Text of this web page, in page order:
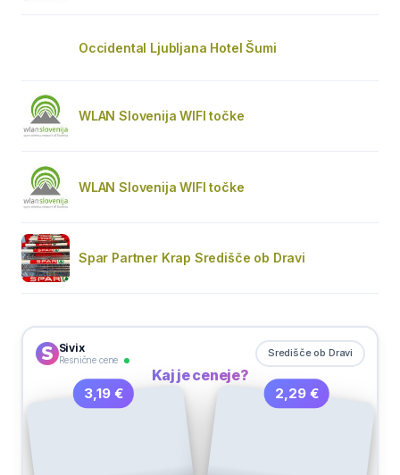
Occidental Ljubljana Hotel Šumi
WLAN Slovenija WIFI točke
WLAN Slovenija WIFI točke
Spar Partner Krap Središče ob Dravi
Sivix
Resnične cene
Središče ob Dravi
Kaj je ceneje?
3,19 € 2,29 €